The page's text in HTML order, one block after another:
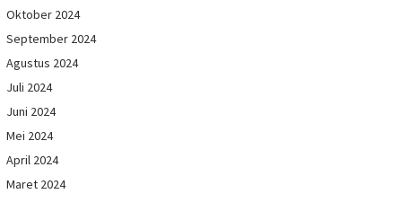
Oktober 2024
September 2024
Agustus 2024
Juli 2024
Juni 2024
Mei 2024
April 2024
Maret 2024